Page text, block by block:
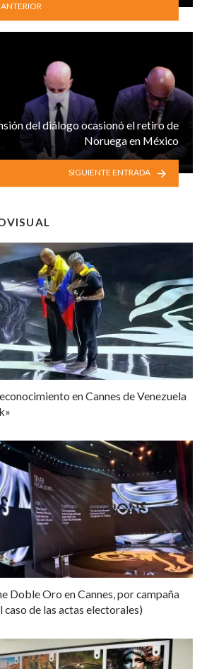
del diálogo ocasionó el retiro de
Noruega en México
SIGUIENTE ENTRADA
en Cannes de Venezuela
Doble Oro en Cannes, por campaña
caso de las actas electorales)